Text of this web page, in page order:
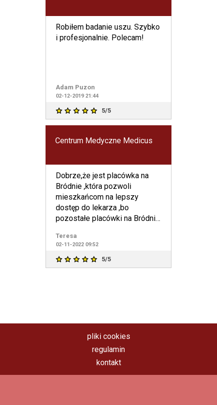
Robiłem badanie uszu. Szybko
i profesjonalnie. Polecam!
Adam Puzon
02-12-2019 21:44
5/5
Centrum Medyczne Medicus
Dobrze,że jest placówka na
Bródnie ,która pozwoli
mieszkańcom na lepszy
dostęp do lekarza ,bo
pozostałe placówki na Bródnie
zapisać,dodzwoni
Teresa
02-11-2022 09:52
5/5
pliki cookies
regulamin
kontakt